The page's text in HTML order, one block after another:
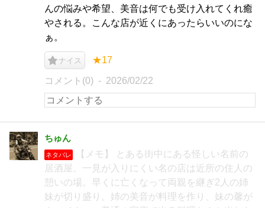
んの悩みや希望、美音は何でも受け入れてくれ癒
やされる。こんな店が近くにあったらいいのにな
ぁ。
ナイス ★17
コメント(0) 2026/02/22
ちゅん
ネタバレ
【メモ】 とある街中にある怪しい名前の
居酒屋。一見が入りにくい名の店は近所の住人の
憩いの場。早くに亡くなって両親を継ぎ2人の姉
妹が切り盛り。姉の美音が料理を作り、妹の馨が